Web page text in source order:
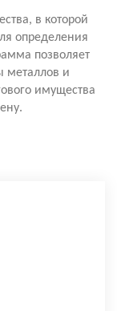
в которой
определения
позволяет
металлов и
имущества